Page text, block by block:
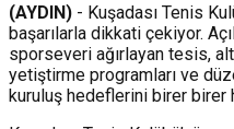
(AYDIN) - Kuşadası Tenis
başarılarla dikkati çekiyor.
sporseveri ağırlayan tesis,
yetiştirme programları ve
kuruluş hedeflerini birer birer